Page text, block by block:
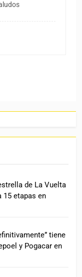
de La Vuelta
15 etapas en
tiene
y Pogacar en